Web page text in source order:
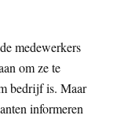
medewerkers
om ze te
bedrijf is. Maar
informeren